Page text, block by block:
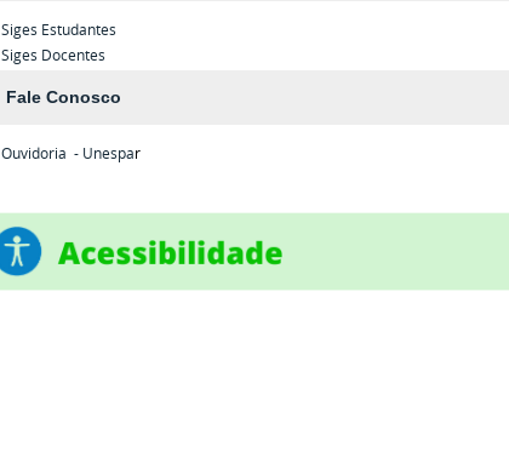
Siges Estudantes
Siges Docentes
Fale Conosco
Ouvidoria - Unespar